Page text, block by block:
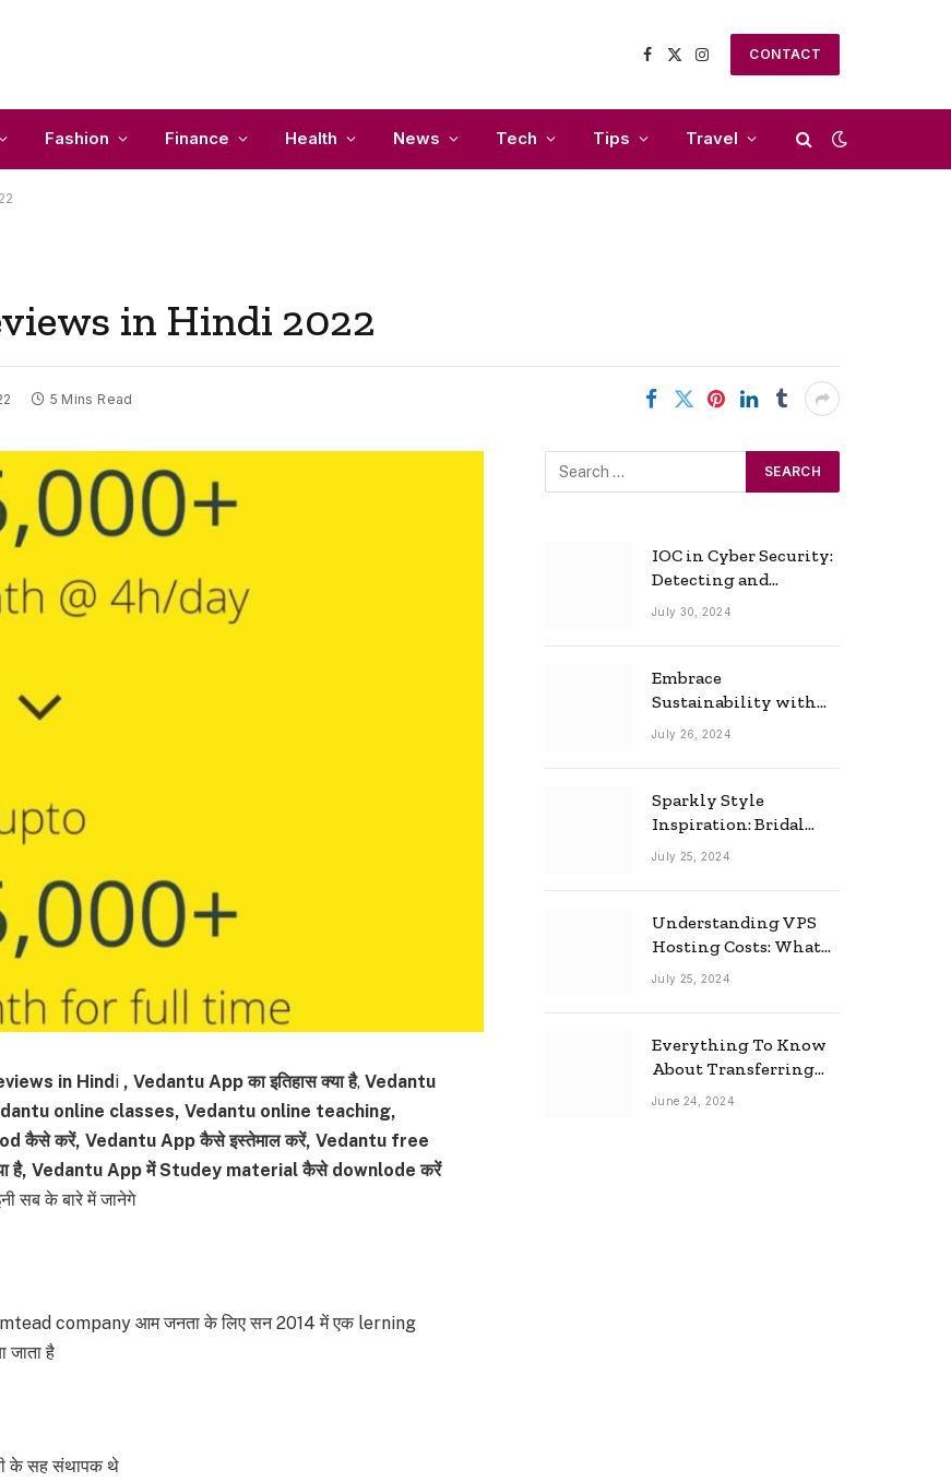
Facebook
X
Instagram
CONTACT
Fashion Finance Health News Tech Tips Travel
in Hindi 2022
5 Mins Read
in Hindi , Vedantu App का इतिहास क्या है,Vedantu
online classes, Vedantu online teaching,
कैसे करें, Vedantu App कैसे इस्तेमाल करें,Vedantu free
है, Vedantu App में Studey material कैसे downlode करें
सब के बारे में जानेगे
company आम जनता के लिए सन 2014 में एक lerning
जाता है
के सह संथापक थे
IOC in Cyber Security:
Detecting and
Responding to Cyber
July 30, 2024
Embrace
Sustainability with
Horow: The Eco-
July 26, 2024
Sparkly Style
Inspiration: Bridal
Necklace Ideas for the
July 25, 2024
Understanding VPS
Hosting Costs: What
to Expect
July 25, 2024
Everything To Know
About Transferring
Your Mortgage
June 24, 2024